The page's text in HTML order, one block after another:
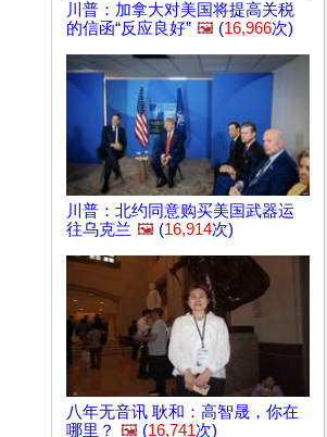
川普：加拿大对美国将提高关税
的信函“反应良好” 🖼️ (16,966次)
川普：北约同意购买美国武器运
往乌克兰 🖼️ (16,914次)
八年无音讯 耿和：高智晟，你在
哪里？ 🖼️ (16,741次)